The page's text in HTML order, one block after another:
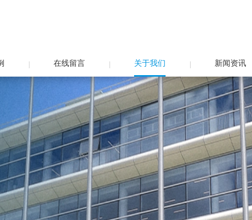
在线留言 关于我们 新闻资讯